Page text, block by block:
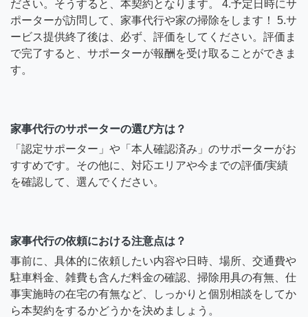
ださい。そうすると、本契約となります。 4.予定日時にサ
ポーターが訪問して、家事代行や家の掃除をします！ 5.サ
ービス提供終了後は、必ず、評価をしてください。評価ま
で完了すると、サポーターが報酬を受け取ることができま
す。
家事代行のサポーターの選び方は？
「認定サポーター」や「本人確認済み」のサポーターがお
すすめです。その他に、対応エリアや今までの評価/実績
を確認して、選んでください。
家事代行の依頼における注意点は？
事前に、具体的に依頼したい内容や日時、場所、交通費や
駐車料金、雑費も含んだ料金の確認、掃除用具の有無、仕
事実施時の在宅の有無など、しっかりと個別相談をしてか
ら本契約をするかどうかを決めましょう。